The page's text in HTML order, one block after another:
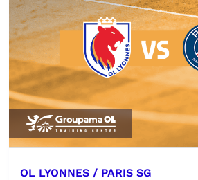
OL LYONNES / PARIS SG